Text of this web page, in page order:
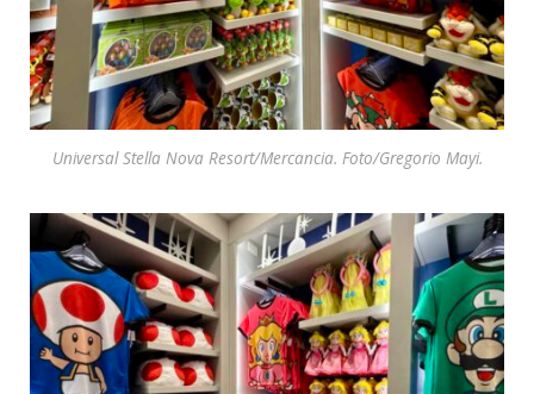
Universal Stella Nova Resort/Mercancia. Foto/Gregorio Mayi.